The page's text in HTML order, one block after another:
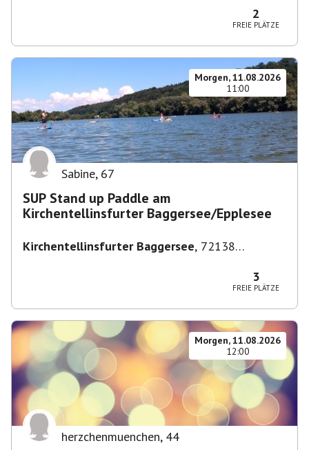
2
FREIE PLÄTZE
Morgen, 11.08.2026
11:00
Sabine, 67
SUP Stand up Paddle am
Kirchentellinsfurter Baggersee/Epplesee
Kirchentellinsfurter Baggersee, 72138
3
FREIE PLÄTZE
Morgen, 11.08.2026
12:00
herzchenmuenchen, 44